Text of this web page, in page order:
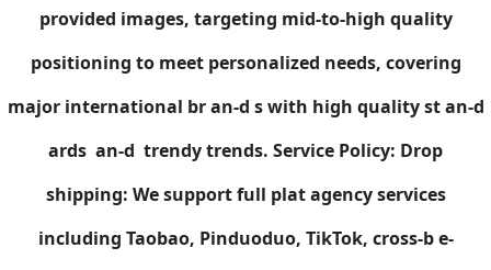
provided images, targeting mid-to-high quality
positioning to meet personalized needs, covering
major international br an-d s with high quality st an-d
ards an-d trendy trends. Service Policy: Drop
shipping: We support full plat agency services
including Taobao, Pinduoduo, TikTok, cross-b e-